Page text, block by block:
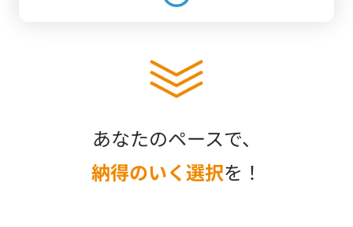
あなたのペースで、
納得のいく選択を！